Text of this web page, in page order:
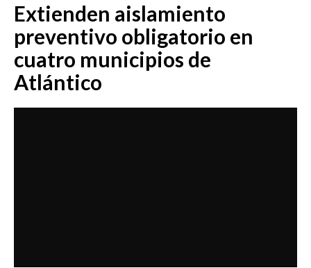
EMISIÓN 7:00 PM
Extienden aislamiento
preventivo obligatorio en
cuatro municipios de
Atlántico